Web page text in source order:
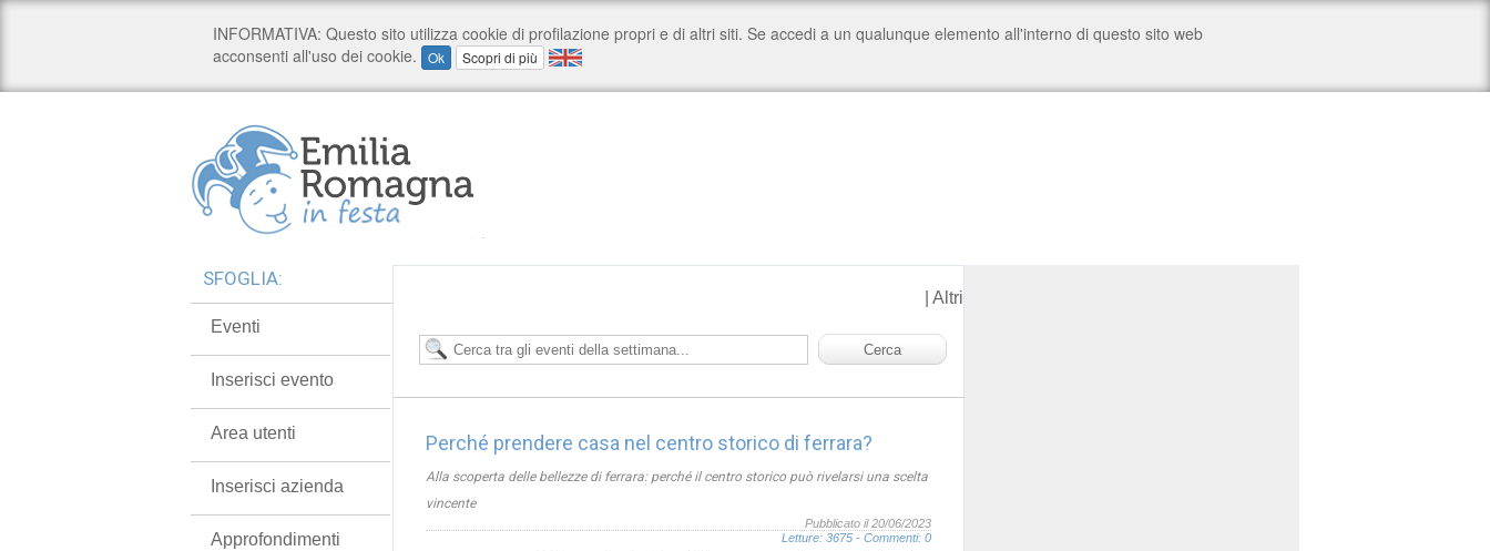
Altri
Perché prendere casa nel centro storico di ferrara?
Alla scoperta delle bellezze di ferrara: perché il centro storico può rivelarsi una scelta
vincente
Pubblicato il 20/06/2023
Letture: 3675 - Commenti: 0
SFOGLIA:
Eventi
Inserisci evento
Area utenti
Inserisci azienda
Approfondimenti